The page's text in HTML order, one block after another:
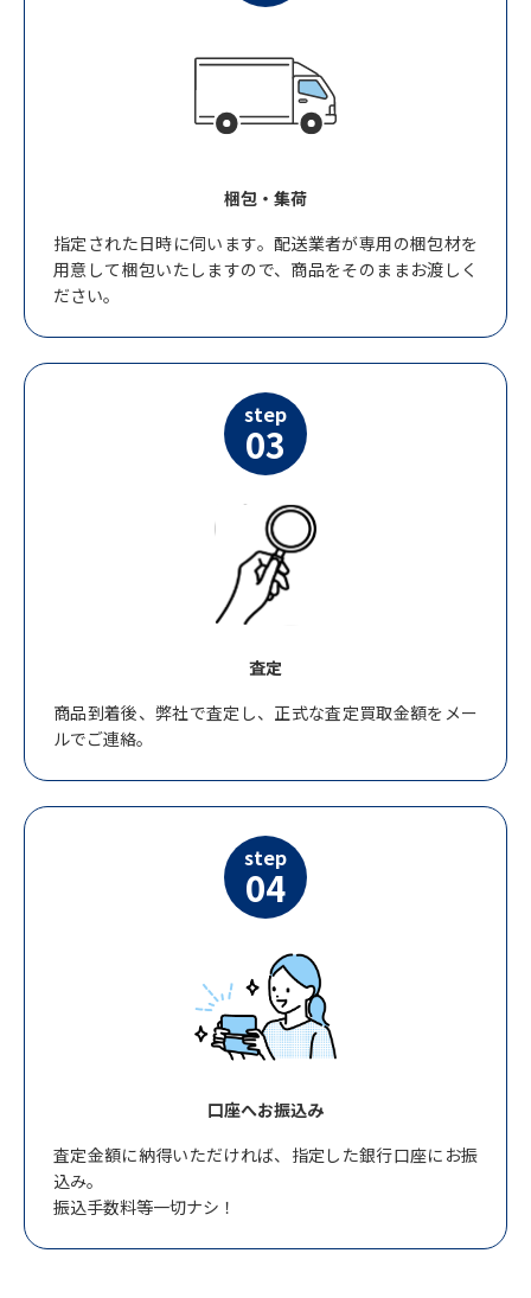
梱包・集荷
指定された日時に伺います。配送業者が専用の梱包材を
用意して梱包いたしますので、商品をそのままお渡しく
ださい。
step
03
査定
商品到着後、弊社で査定し、正式な査定買取金額をメー
ルでご連絡。
step
04
口座へお振込み
査定金額に納得いただければ、指定した銀行口座にお振
込み。
振込手数料等一切ナシ！